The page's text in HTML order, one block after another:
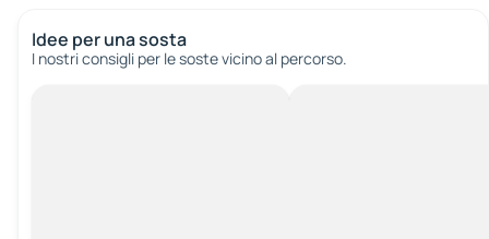
Idee per una sosta
I nostri consigli per le soste vicino al percorso.